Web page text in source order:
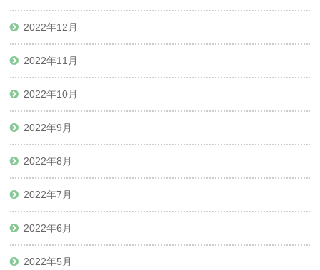
2022年12月
2022年11月
2022年10月
2022年9月
2022年8月
2022年7月
2022年6月
2022年5月